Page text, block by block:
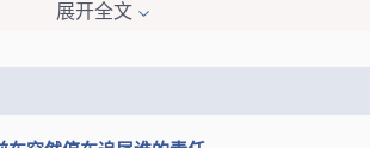
速行驶至修理店进行维修，视情况进行补胎或
展开全文